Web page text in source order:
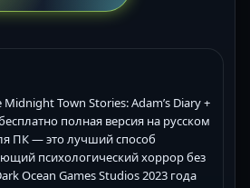
Town Stories: Adam’s Diary +
полная версия на русском
ПК — это лучший способ
психологический хоррор без
Ocean Games Studios 2023 года